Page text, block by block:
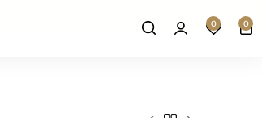
Prekių grąžinimas per 14 darbo
0 0